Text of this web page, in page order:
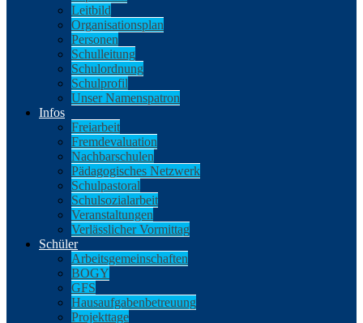
Leitbild
Organisationsplan
Personen
Schulleitung
Schulordnung
Schulprofil
Unser Namenspatron
Infos
Freiarbeit
Fremdevaluation
Nachbarschulen
Pädagogisches Netzwerk
Schulpastoral
Schulsozialarbeit
Veranstaltungen
Verlässlicher Vormittag
Schüler
Arbeitsgemeinschaften
BOGY
GFS
Hausaufgabenbetreuung
Projekttage